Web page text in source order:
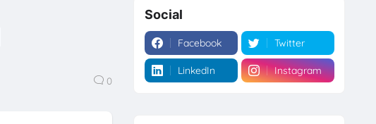
0
Social
Facebook Twitter
LinkedIn Instagram